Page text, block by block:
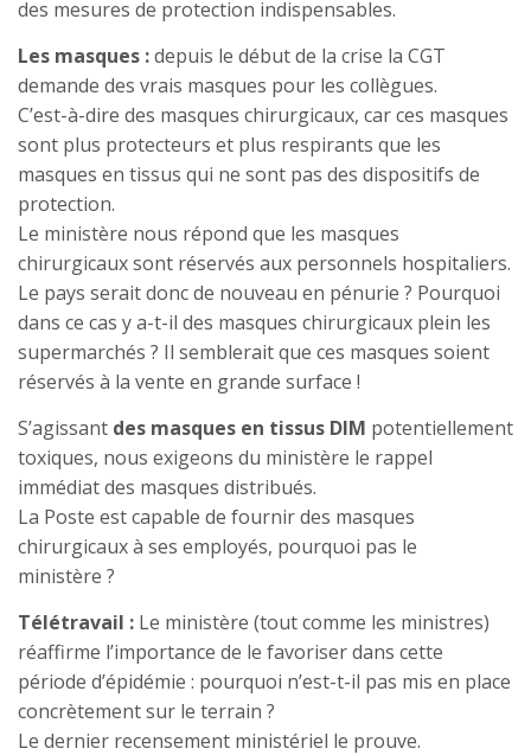
des mesures de protection indispensables.
Les masques :depuis le début de la crise la CGT
demande des vrais masques pour les collègues.
C’est-à-dire des masques chirurgicaux, car ces masques
sont plus protecteurs et plus respirants que les
masques en tissus qui ne sont pas des dispositifs de
protection.
Le ministère nous répond que les masques
chirurgicaux sont réservés aux personnels hospitaliers.
Le pays serait donc de nouveau en pénurie ? Pourquoi
dans ce cas y a-t-il des masques chirurgicaux plein les
supermarchés ? Il semblerait que ces masques soient
réservés à la vente en grande surface !
S’agissant des masques en tissus DIM potentiellement
toxiques, nous exigeons du ministère le rappel
immédiat des masques distribués.
La Poste est capable de fournir des masques
chirurgicaux à ses employés, pourquoi pas le
ministère ?
Télétravail : Le ministère (tout comme les ministres)
réaffirme l’importance de le favoriser dans cette
période d’épidémie : pourquoi n’est-t-il pas mis en place
concrètement sur le terrain ?
Le dernier recensement ministériel le prouve.